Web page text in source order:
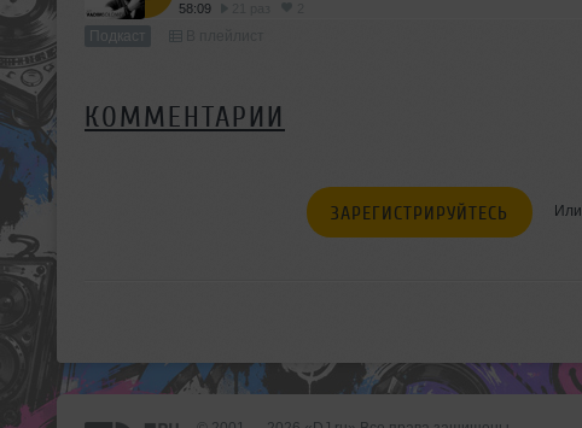
58:09
Подкаст
КОММЕНТАРИИ
ЗАРЕГИСТРИРУЙТЕСЬ Или